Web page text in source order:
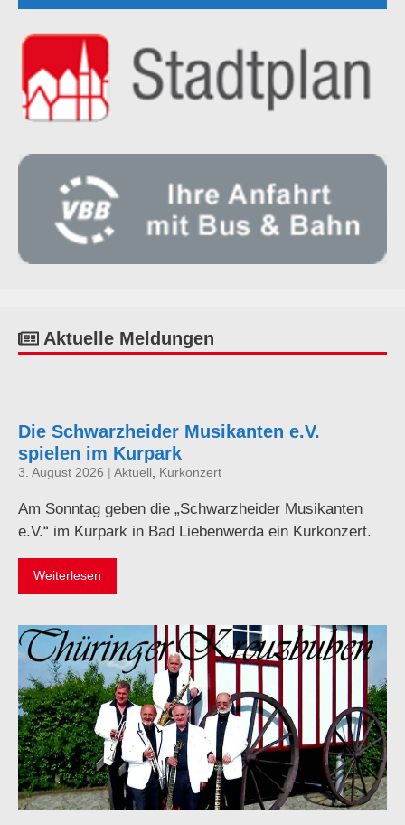
Aktuelle Meldungen
Die Schwarzheider Musikanten e.V.
spielen im Kurpark
3. August 2026 Aktuell , Kurkonzert
Am Sonntag geben die „Schwarzheider Musikanten
e.V.“ im Kurpark in Bad Liebenwerda ein Kurkonzert.
Weiterlesen